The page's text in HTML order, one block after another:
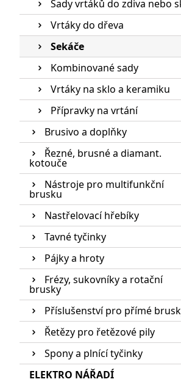
Sady vrtáků do zdiva nebo
Vrtáky do dřeva
Sekáče
Kombinované sady
Vrtáky na sklo a keramiku
Přípravky na vrtání
Brusivo a doplňky
Řezné, brusné a diamant.
kotouče
Nástroje pro multifunkční
brusku
Nastřelovací hřebíky
Tavné tyčinky
Pájky a hroty
Frézy, sukovníky a rotační
brusky
Příslušenství pro přímé
Řetězy pro řetězové pily
Spony a plnící tyčinky
ELEKTRO NÁŘADÍ